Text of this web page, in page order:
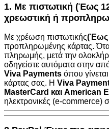
1. Με πιστωτική (Έως
χρεωστική ή
Με χρέωση πιστωτικής(Έως
προπληρωμένης κάρτας.
πληρωμής, μετά την
οδηγείστε αυτόματα στην
Viva Payments όπου
κάρτας σας. Η Viva
MasterCard και American
ηλεκτρονικές (e-commerce)